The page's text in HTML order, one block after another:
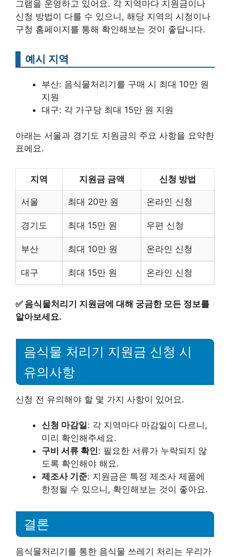
그램을 운영하고 있어요. 각 지역마다 지원금이나
신청 방법이 다를 수 있으니, 해당 지역의 시청이나
구청 홈페이지를 통해 확인해보는 것이 좋답니다.
예시 지역
부산: 음식물처리기를 구매 시 최대 10만 원
지원
대구: 각 가구당 최대 15만 원 지원
아래는 서울과 경기도 지원금의 주요 사항을 요약한
표에요.
지역 지원금 금액 신청 방법
서울 최대 20만 원 온라인 신청
경기도 최대 15만 원 우편 신청
부산 최대 10만 원 온라인 신청
대구 최대 15만 원 온라인 신청
✅ 음식물처리기 지원금에 대해 궁금한 모든 정보를
알아보세요.
음식물 처리기 지원금 신청 시
유의사항
신청 전 유의해야 할 몇 가지 사항이 있어요.
신청 마감일: 각 지역마다 마감일이 다르니,
미리 확인해주세요.
구비 서류 확인: 필요한 서류가 누락되지 않
도록 확인해야 해요.
제조사 기준: 지원금은 특정 제조사 제품에
한정될 수 있으니, 확인해보는 것이 좋아요.
결론
음식물처리기를 통한 음식물 쓰레기 처리는 우리가